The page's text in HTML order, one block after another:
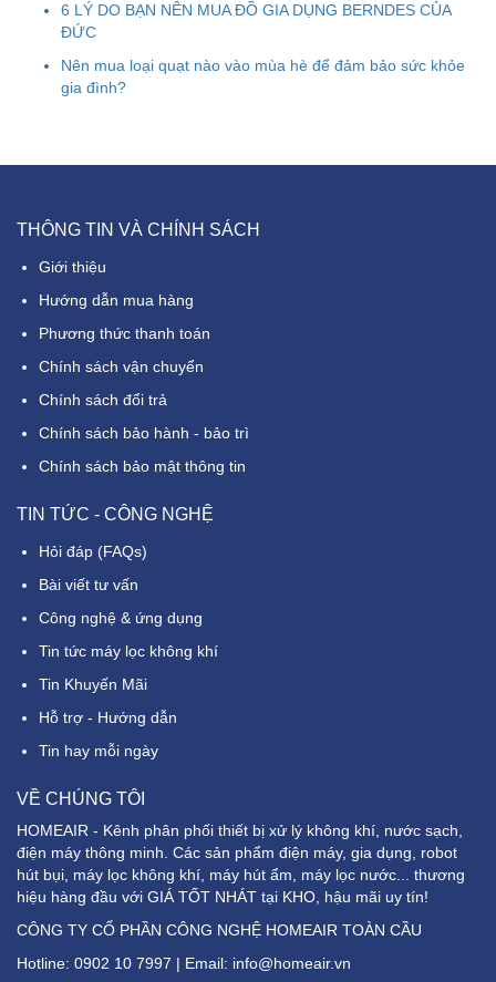
6 LÝ DO BẠN NÊN MUA ĐỒ GIA DỤNG BERNDES CỦA
ĐỨC
Nên mua loại quạt nào vào mùa hè để đảm bảo sức khỏe
gia đình?
THÔNG TIN VÀ CHÍNH SÁCH
Giới thiệu
Hướng dẫn mua hàng
Phương thức thanh toán
Chính sách vận chuyển
Chính sách đổi trả
Chính sách bảo hành - bảo trì
Chính sách bảo mật thông tin
TIN TỨC - CÔNG NGHỆ
Hỏi đáp (FAQs)
Bài viết tư vấn
Công nghệ & ứng dụng
Tin tức máy lọc không khí
Tin Khuyến Mãi
Hỗ trợ - Hướng dẫn
Tin hay mỗi ngày
VỀ CHÚNG TÔI
HOMEAIR - Kênh phân phối thiết bị xử lý không khí, nước sạch,
điện máy thông minh. Các sản phẩm điện máy, gia dụng, robot
hút bụi, máy lọc không khí, máy hút ẩm, máy lọc nước... thương
hiệu hàng đầu với GIÁ TỐT NHÁT tại KHO, hậu mãi uy tín!
CÔNG TY CỔ PHẦN CÔNG NGHỆ HOMEAIR TOÀN CẦU
Hotline: 0902 10 7997 | Email: info@homeair.vn